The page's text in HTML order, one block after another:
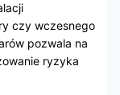
czy wczesnego
pozwala na
ryzyka